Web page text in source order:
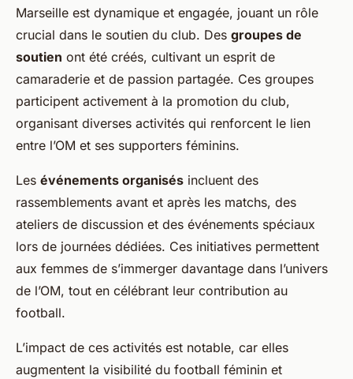
Marseille est dynamique et engagée, jouant un rôle
crucial dans le soutien du club. Des groupes de
soutien ont été créés, cultivant un esprit de
camaraderie et de passion partagée. Ces groupes
participent activement à la promotion du club,
organisant diverses activités qui renforcent le lien
entre l’OM et ses supporters féminins.
Les événements organisés incluent des
rassemblements avant et après les matchs, des
ateliers de discussion et des événements spéciaux
lors de journées dédiées. Ces initiatives permettent
aux femmes de s’immerger davantage dans l’univers
de l’OM, tout en célébrant leur contribution au
football.
L’impact de ces activités est notable, car elles
augmentent la visibilité du football féminin et